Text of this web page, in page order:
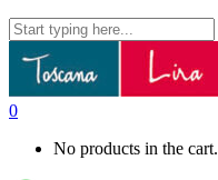
0
No products in the cart.